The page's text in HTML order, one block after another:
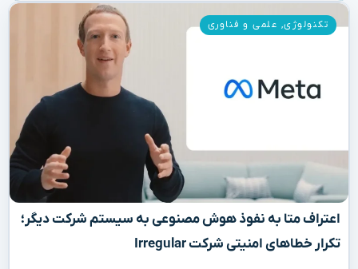
اعتراف متا به نفوذ هوش مصنوعی به سیستم شرکت دیگر؛
تکرار خطاهای امنیتی شرکت Irregular
تکنولوژی, علمی و فناوری